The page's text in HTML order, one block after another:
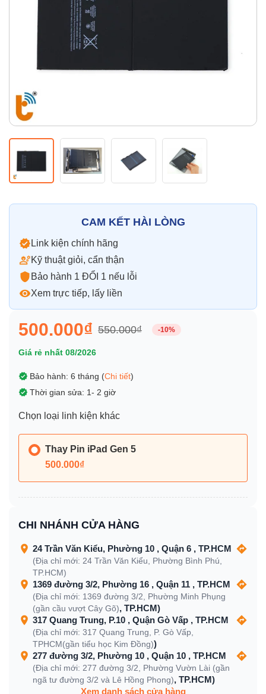
Thay pin
Pin iPhone
CAM KẾT HÀI LÒNG
Link kiện chính hãng
Kỹ thuật giỏi, cẩn thận
Bảo hành 1 ĐỔI 1 nếu lỗi
Xem trực tiếp, lấy liền
500.000₫ 550.000₫ -10%
Giá rẻ nhất 08/2026
Bảo hành: 6 tháng (Chi tiết)
Thời gian sửa: 1- 2 giờ
Chọn loại linh kiện khác
Thay Pin iPad Gen 5
500.000₫
CHI NHÁNH CỬA HÀNG
24 Trần Văn Kiểu, Phường 10 , Quận 6 , TP.HCM
(Địa chỉ mới: 24 Trần Văn Kiểu, Phường Bình Phú,
TP.HCM)
1369 đường 3/2, Phường 16 , Quận 11 , TP.HCM
(Địa chỉ mới: 1369 đường 3/2, Phường Minh Phụng
(gần cầu vượt Cây Gõ), TP.HCM)
317 Quang Trung, P.10 , Quận Gò Vấp , TP.HCM
(Địa chỉ mới: 317 Quang Trung, P. Gò Vấp,
TPHCM(gần tiểu học Kim Đồng))
277 đường 3/2, Phường 10 , Quận 10 , TP.HCM
(Địa chỉ mới: 277 đường 3/2, Phường Vườn Lài (gần
ngã tư đường 3/2 và Lê Hồng Phong), TP.HCM)
Xem danh sách cửa hàng